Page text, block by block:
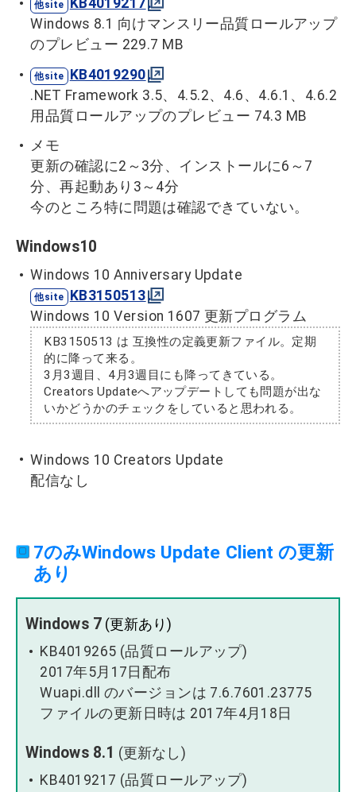
KB4019217
Windows 8.1 向けマンスリー品質ロールアップ
のプレビュー 229.7 MB
KB4019290
.NET Framework 3.5、4.5.2、4.6、4.6.1、4.6.2
用品質ロールアップのプレビュー 74.3 MB
メモ
更新の確認に2～3分、インストールに6～7
分、再起動あり3～4分
今のところ特に問題は確認できていない。
Windows10
Windows 10 Anniversary Update
KB3150513
Windows 10 Version 1607 更新プログラム
KB3150513 は 互換性の定義更新ファイル。定期
的に降って来る。
3月3週目、4月3週目にも降ってきている。
Creators Updateへアップデートしても問題が出な
いかどうかのチェックをしていると思われる。
Windows 10 Creators Update
配信なし
7のみWindows Update Client の更新
あり
Windows 7(更新あり)
KB4019265 (品質ロールアップ)
2017年5月17日配布
Wuapi.dll のバージョンは 7.6.7601.23775
ファイルの更新日時は 2017年4月18日
Windows 8.1 (更新なし)
KB4019217 (品質ロールアップ)